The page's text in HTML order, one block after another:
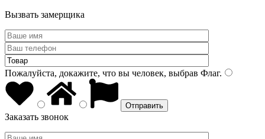
Вызвать замерщика
Пожалуйста, докажите, что вы человек, выбрав Флаг.
Заказать звонок